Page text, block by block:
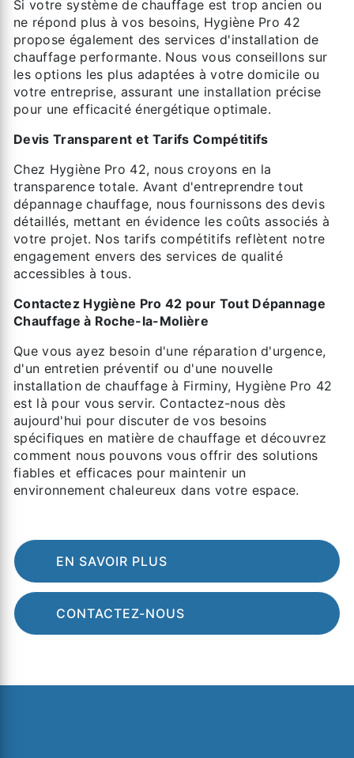
Si votre système de chauffage est trop ancien ou
ne répond plus à vos besoins, Hygiène Pro 42
propose également des services d'installation de
chauffage performante. Nous vous conseillons sur
les options les plus adaptées à votre domicile ou
votre entreprise, assurant une installation précise
pour une efficacité énergétique optimale.
Devis Transparent et Tarifs Compétitifs
Chez Hygiène Pro 42, nous croyons en la
transparence totale. Avant d'entreprendre tout
dépannage chauffage, nous fournissons des devis
détaillés, mettant en évidence les coûts associés à
votre projet. Nos tarifs compétitifs reflètent notre
engagement envers des services de qualité
accessibles à tous.
Contactez Hygiène Pro 42 pour Tout Dépannage
Chauffage à Roche-la-Molière
Que vous ayez besoin d'une réparation d'urgence,
d'un entretien préventif ou d'une nouvelle
installation de chauffage à Firminy, Hygiène Pro 42
est là pour vous servir. Contactez-nous dès
aujourd'hui pour discuter de vos besoins
spécifiques en matière de chauffage et découvrez
comment nous pouvons vous offrir des solutions
fiables et efficaces pour maintenir un
environnement chaleureux dans votre espace.
EN SAVOIR PLUS
CONTACTEZ-NOUS